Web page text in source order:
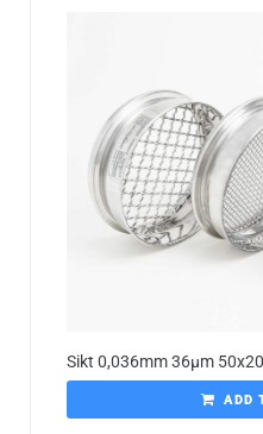
Sikt 0,036mm 36µm
ADD